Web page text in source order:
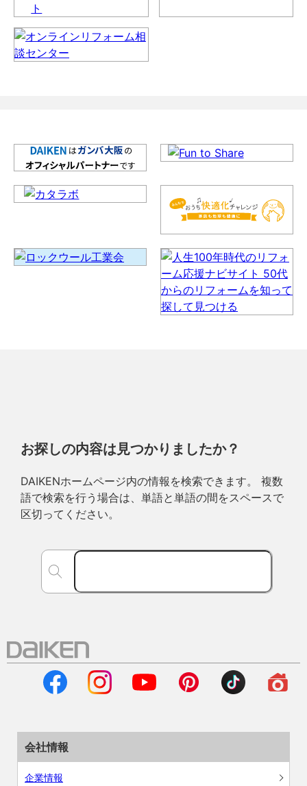
お探しの内容は見つかりましたか？
DAIKENホームページ内の情報を検索できます。 複数
語で検索を行う場合は、単語と単語の間をスペースで
区切ってください。
会社情報
企業情報